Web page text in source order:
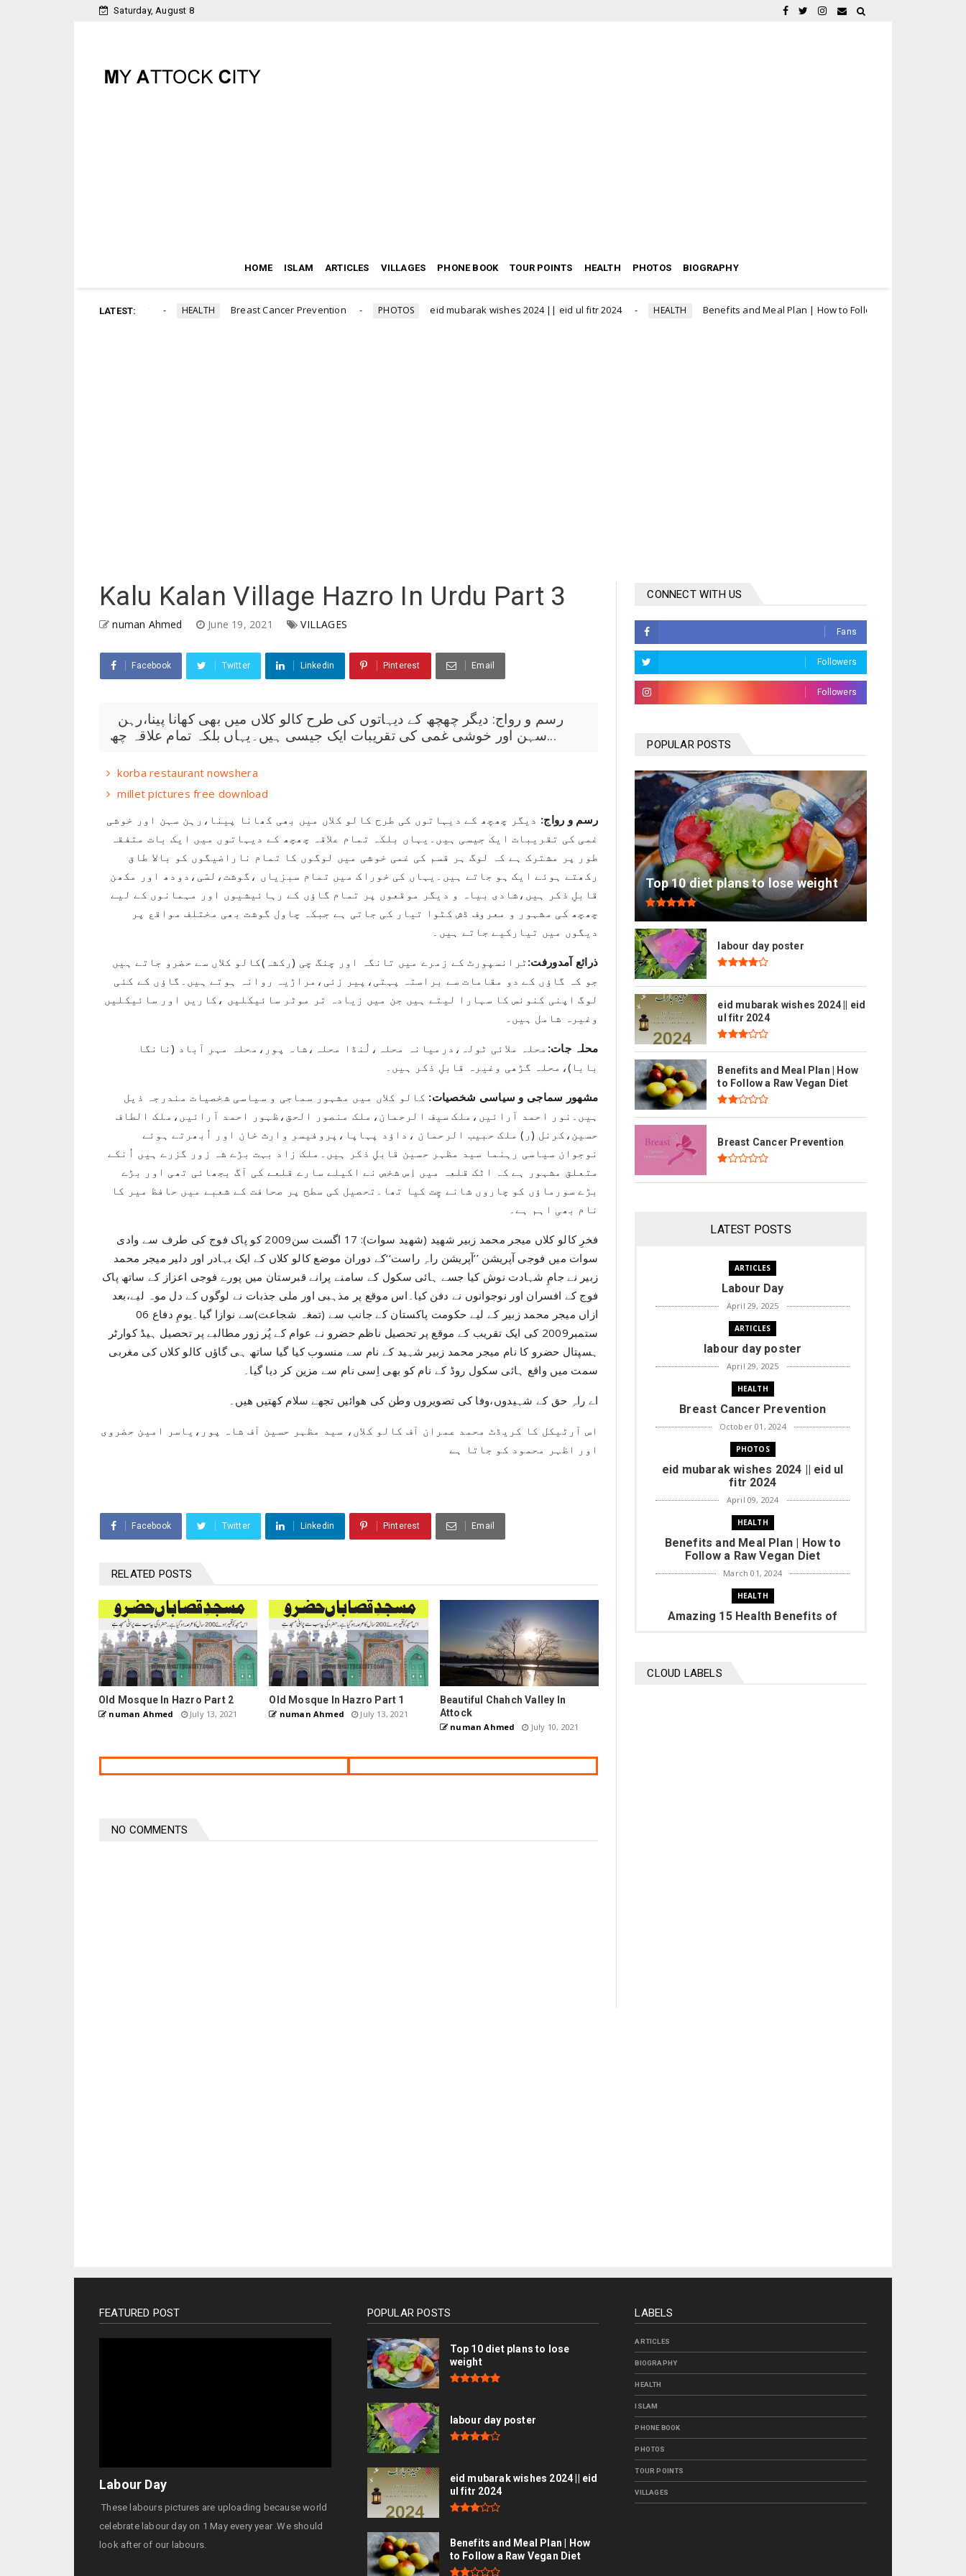
Saturday, August 8
HOME ISLAM ARTICLES VILLAGES PHONE BOOK TOUR POINTS HEALTH PHOTOS BIOGRAPHY
LATEST:
labour day poster HEALTH Breast Cancer Prevention PHOTOS eid mubarak wishes 2024 || eid ul fitr 2024 HEALTH Benefits and Meal Plan | How to Follow a Raw Vegan Diet
Kalu Kalan Village Hazro In Urdu Part 3
numan Ahmed June 19, 2021 VILLAGES
Facebook Twitter Linkedin Pinterest Email
سہن اور خوشی غمی کی تقریبات ایک جیسی ہیں۔یہاں بلکہ تمام علاقہ چھ...
korba restaurant nowshera
millet pictures free download
رسم و رواج: دیگر چھچھ کے دیہاتوں کی طرح کالو کلاں میں بھی کھانا پینا،رہن سہن اور خوشی
غمی کی تقریبات ایک جیسی ہیں۔یہاں بلکہ تمام علاقہ چھچھ کے دیہاتوں میں ایک بات متفقہ
طور پر مشترک ہے کہ لوگ ہر قسم کی غمی خوشی میں لوگوں کا تمام ناراضیگوں کو بالا طاق
رکھتے ہوئے ایک ہو جاتے ہیں۔یہاں کی خوراک میں تمام سبزیاں ،گوشت،لسّی،دودھ اور مکھن
قابلِ ذکر ہیں،شادی بیاہ و دیگر موقعوں پر تمام گاؤں کے رہائیشیوں اور مہمانوں کے لیے
چھچھ کی مشہور و معروف ڈش کٹوا تیار کی جاتی ہے جبکہ چاول گوشت بھی مختلف مواقع پر
دیگوں میں تیارکیے جاتے ہیں۔
ذرائع آمدورفت: ٹرانسپورٹ کے زمرے میں تانگہ اور چنگ چی (رکشہ)کالو کلاں سے حضرو جاتے ہیں
جو کہ گاؤں کے دو مقامات سے براستہ پہتی،پیر زئی،مراڑیہ روانہ ہوتے ہیں۔گاؤں کے کئی
لوگ اپنی کنونس کا سہارا لیتے ہیں جن میں زیادہ تر موٹر سائیکلیں ،کاریں اور سائیکلیں
وغیرہ شامل ہیں۔
محلہ جات: محلہ ملائی ٹولہ،درمیانہ محلہ،لُنڈا محلہ،شاہ پور،محلہ مہر آباد (نانگا
بابا)،محلہ گڑھی وغیرہ قابلِ ذکر ہیں۔
مشھور سماجی و سیاسی شخصیات: کالو کلاں میں مشہور سماجی و سیاسی شخصیات مندرجہ ذیل
ہیں۔نور احمد آرائیں،ملک سیف الرحمان،ملک منصور الحق،ظہور احمد آرائیں،ملک الطاف
حسین،کرنل (ر) ملک حبیب الرحمان ،داؤد پہاپا،پروفیسر وارث خان اور اُبھرتے ہوئے
نوجوان سیاسی رہنما سید مظہر حسین قابلِ ذکر ہیں۔ملک زاد بہت بڑے شہ زور گزرے ہیں اُنکے
متعلق مشہور ہے کہ اٹک قلعہ میں اِس شخص نے اکیلے سارے قلعے کی آگ بجھائی تھی اور بڑے
بڑے سورماؤں کو چاروں شانے چِت کیا تھا۔تحصیل کی سطح پر صحافت کے شعبے میں حافظ میر کا
نام بھی اہم ہے۔
فخرِ کالو کلاں میجر محمد زبیر شھید (شھید سوات): 17 اگست سن2009 کو پاک فوج کی طرف سے وادی
سوات میں فوجی آپریشن ’’آپریشن راہِ راست‘‘کے دوران موضع کالو کلاں کے ایک بہادر اور دلیر میجر محمد
زبیر نے جامِ شہادت نوش کیا جسے ہائی سکول کے سامنے پرانے قبرستان میں پورے فوجی اعزاز کے ساتھ پاک
فوج کے افسران اور نوجوانوں نے دفن کیا۔اس موقع پر مذہبی اور ملی جذبات نے لوگوں کے دل موہ لیے،بعد
ازاں میجر محمد زبیر کے لیے حکومت پاکستان کے جانب سے (تمغہ شجاعت)سے نوازا گیا۔یومِ دفاع 06
ستمبر2009 کی ایک تقریب کے موقع پر تحصیل ناظم حضرو نے عوام کے پُر زور مطالبے پر تحصیل ہیڈ کوارٹر
ہسپتال حضرو کا نام میجر محمد زبیر شہید کے نام سے منسوب کیا گیا ساتھ ہی گاؤں کالو کلاں کی مغربی
سمت میں واقع ہائی سکول روڈ کے نام کو بھی اِسی نام سے مزین کر دیا گیا۔
اے راہِ حق کے شہیدوں،وفا کی تصویروں وطن کی ھوائیں تجھے سلام کھتیں ھیں۔
اس آرٹیکل کا کریڈٹ محمد عمران آف کالو کلاں، سید مظہر حسین آف شاہ پور،یاسر امین حضروی
اور اظہر محمود کو جاتا ہے
Facebook Twitter Linkedin Pinterest Email
RELATED POSTS
Old Mosque In Hazro Part 2
numan Ahmed July 13, 2021
Old Mosque In Hazro Part 1
numan Ahmed July 13, 2021
Beautiful Chahch Valley In
Attock
numan Ahmed July 10, 2021
NO COMMENTS
CONNECT WITH US
Fans
Followers
Followers
POPULAR POSTS
Top 10 diet plans to lose weight
labour day poster
eid mubarak wishes 2024 || eid
ul fitr 2024
Benefits and Meal Plan | How
to Follow a Raw Vegan Diet
Breast Cancer Prevention
LATEST POSTS
ARTICLES
Labour Day
April 29, 2025
ARTICLES
labour day poster
April 29, 2025
HEALTH
Breast Cancer Prevention
October 01, 2024
PHOTOS
eid mubarak wishes 2024 || eid ul
fitr 2024
April 09, 2024
HEALTH
Benefits and Meal Plan | How to
Follow a Raw Vegan Diet
March 01, 2024
HEALTH
Amazing 15 Health Benefits of
CLOUD LABELS
FEATURED POST
Labour Day
These labours pictures are uploading because world
celebrate labour day on 1 May every year .We should
look after of our labours.
POPULAR POSTS
Top 10 diet plans to lose
weight
labour day poster
eid mubarak wishes 2024 || eid
ul fitr 2024
Benefits and Meal Plan | How
to Follow a Raw Vegan Diet
LABELS
ARTICLES
BIOGRAPHY
HEALTH
ISLAM
PHONE BOOK
PHOTOS
TOUR POINTS
VILLAGES